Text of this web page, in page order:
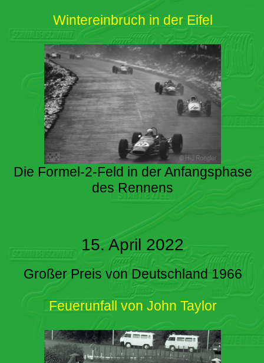
Wintereinbruch in der Eifel
Die Formel-2-Feld in der Anfangsphase
des Rennens
15. April 2022
Großer Preis von Deutschland 1966
Feuerunfall von John Taylor